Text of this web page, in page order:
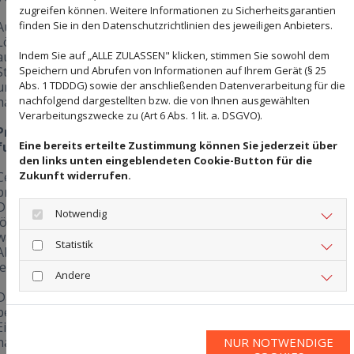
Hausmittel wie Essig oder Zitronensäure sind keine
– sie greifen den Stein an, lösen Kalkbestandteile
der Oberfläche und hinterlassen bleibende Schäden.
braucht es Fachwissen und die richtige Technik,
den Stein nicht nur sauber, sondern auch gesund zu
Sommerreinigung für Steinflächen – so
Modena bietet für genau diese Fälle eine
Sommerreinigung an. Wir arbeiten nicht mit
sondern mit System. Unsere sanften Spezialbürsten
den Schmutz materialschonend aus der Oberfläche,
spezielle Reinigungsmittel den Staub und die
schonend entfernen – abgestimmt auf den
Stein.
ist es uns wichtig, nicht nur den sichtbaren Schmutz
Wir sorgen dafür, dass Ihre Terrasse oder
langfristig geschützt bleibt. Auf Wunsch bieten wir
der Grundreinigung auch eine
Komfortreinigung mit
zugreifen können. Weitere Informationen zu Sicherheitsgarantien
finden Sie in den Datenschutzrichtlinien des jeweiligen Anbieters.
Indem Sie auf „ALLE ZULASSEN" klicken, stimmen Sie sowohl dem
Speichern und Abrufen von Informationen auf Ihrem Gerät (§ 25
Abs. 1 TDDDG) sowie der anschließenden Datenverarbeitung für die
nachfolgend dargestellten bzw. die von Ihnen ausgewählten
Verarbeitungszwecke zu (Art 6 Abs. 1 lit. a. DSGVO).
Eine bereits erteilte Zustimmung können Sie jederzeit über
den links unten eingeblendeten Cookie-Button für die
Zukunft widerrufen.
Notwendig
Statistik
Andere
NUR NOTWENDIGE